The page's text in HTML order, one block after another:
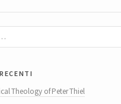
Theology of Peter Thiel